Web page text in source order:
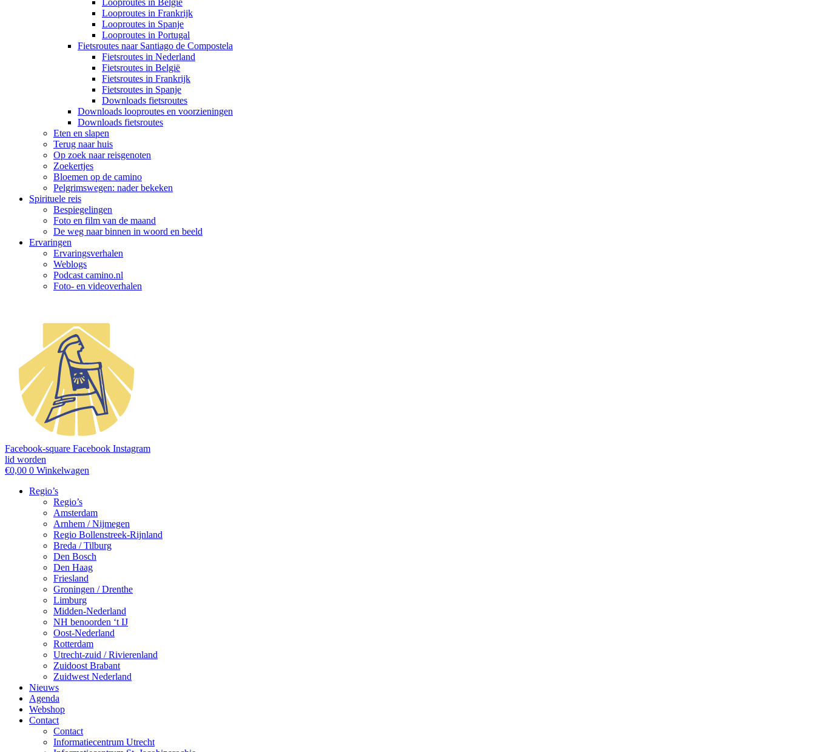
Looproutes in België
Looproutes in Frankrijk
Looproutes in Spanje
Looproutes in Portugal
Fietsroutes naar Santiago de Compostela
Fietsroutes in Nederland
Fietsroutes in België
Fietsroutes in Frankrijk
Fietsroutes in Spanje
Downloads fietsroutes
Downloads looproutes en voorzieningen
Downloads fietsroutes
Eten en slapen
Terug naar huis
Op zoek naar reisgenoten
Zoekertjes
Bloemen op de camino
Pelgrimswegen: nader bekeken
Spirituele reis
Bespiegelingen
Foto en film van de maand
De weg naar binnen in woord en beeld
Ervaringen
Ervaringsverhalen
Weblogs
Podcast camino.nl
Foto- en videoverhalen
Facebook-square Facebook Instagram
lid worden
€0,00 0 Winkelwagen
Regio’s
Regio’s
Amsterdam
Arnhem / Nijmegen
Regio Bollenstreek-Rijnland
Breda / Tilburg
Den Bosch
Den Haag
Friesland
Groningen / Drenthe
Limburg
Midden-Nederland
NH benoorden ‘t IJ
Oost-Nederland
Rotterdam
Utrecht-zuid / Rivierenland
Zuidoost Brabant
Zuidwest Nederland
Nieuws
Agenda
Webshop
Contact
Contact
Informatiecentrum Utrecht